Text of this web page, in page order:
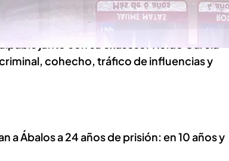
junto con su exasesor Koldo García
cohecho, tráfico de influencias y
Ábalos a 24 años de prisión: en 10 años y